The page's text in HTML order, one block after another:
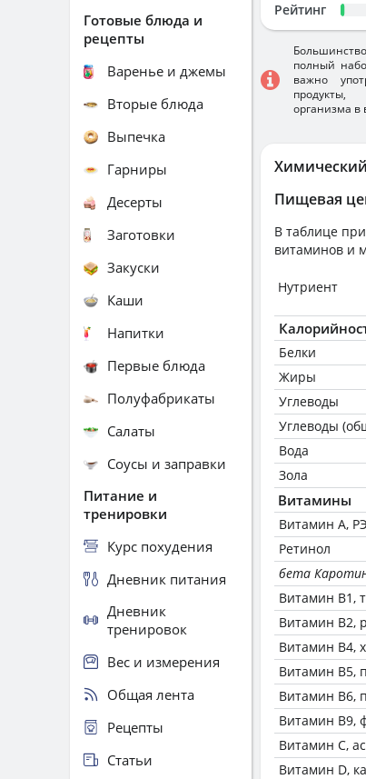
Пищевая
В таблице
витаминов и
Нутриент
Белки
Жиры
Углеводы
Углеводы
Вода
Зола
Витамины
Витамин А, РЭ
Ретинол
бета
Витамин В1,
Витамин В2,
Витамин В4,
Витамин В5,
Витамин В6,
Витамин В9,
Витамин C,
Витамин D,
Рейтинг
полный
важно
продукты,
организма в
Готовые блюда и
рецепты
Варенье и джемы
Вторые блюда
Выпечка
Гарниры
Десерты
Заготовки
Закуски
Каши
Напитки
Первые блюда
Полуфабрикаты
Салаты
Соусы и заправки
Питание и
тренировки
Курс похудения
Дневник питания
Дневник
тренировок
Вес и измерения
Общая лента
Рецепты
Статьи